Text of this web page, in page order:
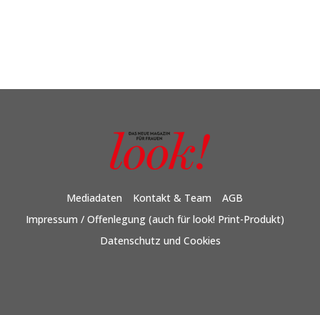
Mediadaten Kontakt & Team
AGB
Impressum / Offenlegung (auch für look! Print-Produkt)
Datenschutz und Cookies